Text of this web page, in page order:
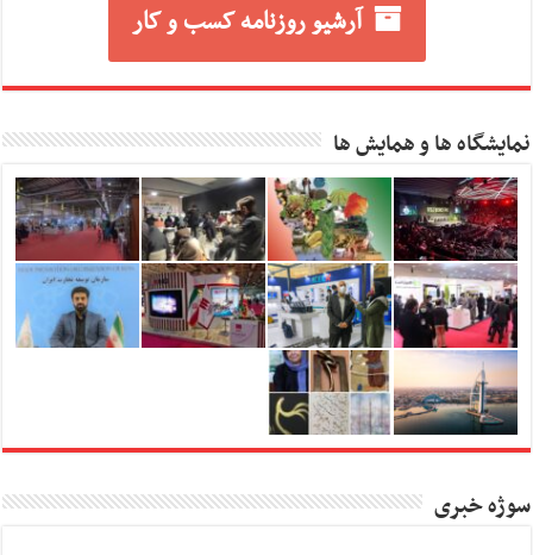
آرشیو روزنامه کسب و کار
نمایشگاه ها و همایش ها
سوژه خبری